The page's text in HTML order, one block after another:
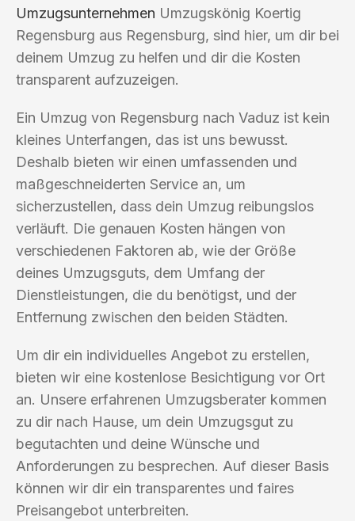
Umzugsunternehmen Umzugskönig Koertig
Regensburg aus Regensburg, sind hier, um dir bei
deinem Umzug zu helfen und dir die Kosten
transparent aufzuzeigen.
Ein Umzug von Regensburg nach Vaduz ist kein
kleines Unterfangen, das ist uns bewusst.
Deshalb bieten wir einen umfassenden und
maßgeschneiderten Service an, um
sicherzustellen, dass dein Umzug reibungslos
verläuft. Die genauen Kosten hängen von
verschiedenen Faktoren ab, wie der Größe
deines Umzugsguts, dem Umfang der
Dienstleistungen, die du benötigst, und der
Entfernung zwischen den beiden Städten.
Um dir ein individuelles Angebot zu erstellen,
bieten wir eine kostenlose Besichtigung vor Ort
an. Unsere erfahrenen Umzugsberater kommen
zu dir nach Hause, um dein Umzugsgut zu
begutachten und deine Wünsche und
Anforderungen zu besprechen. Auf dieser Basis
können wir dir ein transparentes und faires
Preisangebot unterbreiten.